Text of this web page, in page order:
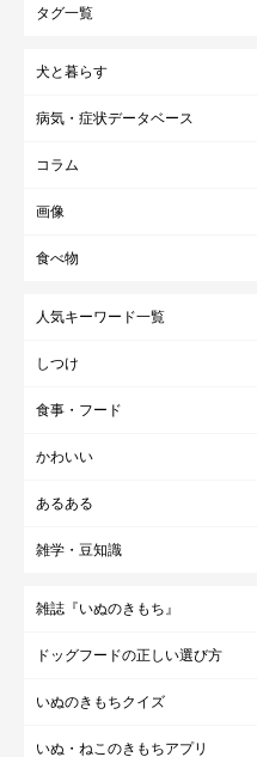
タグ一覧
犬と暮らす
病気・症状データベース
コラム
画像
食べ物
人気キーワード一覧
しつけ
食事・フード
かわいい
あるある
雑学・豆知識
雑誌『いぬのきもち』
ドッグフードの正しい選び方
いぬのきもちクイズ
いぬ・ねこのきもちアプリ